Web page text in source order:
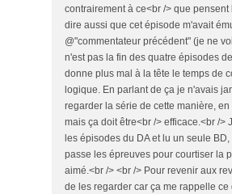
contrairement à ce<br /> que
dire aussi que cet épisode m'avait
@"commentateur précédent" (je ne
n'est pas la fin des quatre épisodes
donne plus mal à la tête le temps de
logique. En parlant de ça je n'avais
regarder la série de cette manière,
mais ça doit être<br /> efficace.<br />
les épisodes du DA et lu un seule
passe les épreuves pour courtiser la
aimé.<br /> <br /> Pour revenir aux
de les regarder car ça me rappelle